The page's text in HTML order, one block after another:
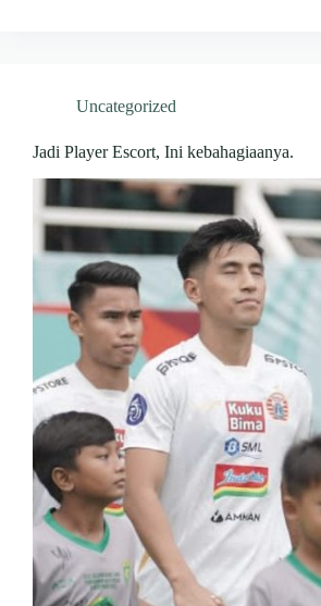
Uncategorized
Jadi Player Escort, Ini kebahagiaanya.